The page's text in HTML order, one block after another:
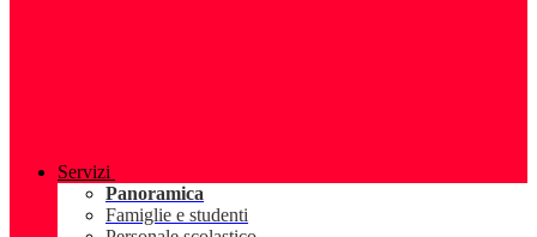
Servizi
Panoramica
Famiglie e studenti